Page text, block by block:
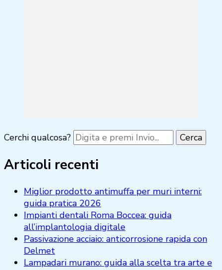
Cerchi qualcosa?
Articoli recenti
Miglior prodotto antimuffa per muri interni:
guida pratica 2026
Impianti dentali Roma Boccea: guida
all’implantologia digitale
Passivazione acciaio: anticorrosione rapida con
Delmet
Lampadari murano: guida alla scelta tra arte e